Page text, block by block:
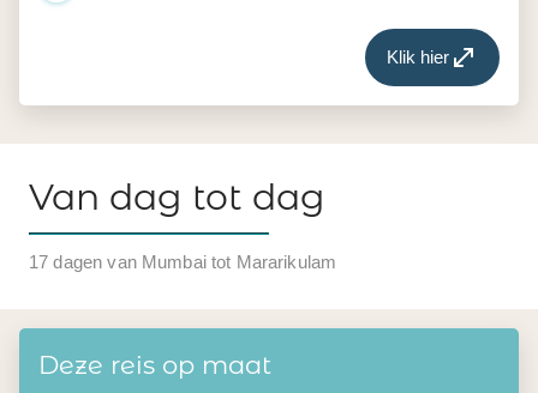
Klik hier
Van dag tot dag
17 dagen van Mumbai tot Mararikulam
Deze reis op maat